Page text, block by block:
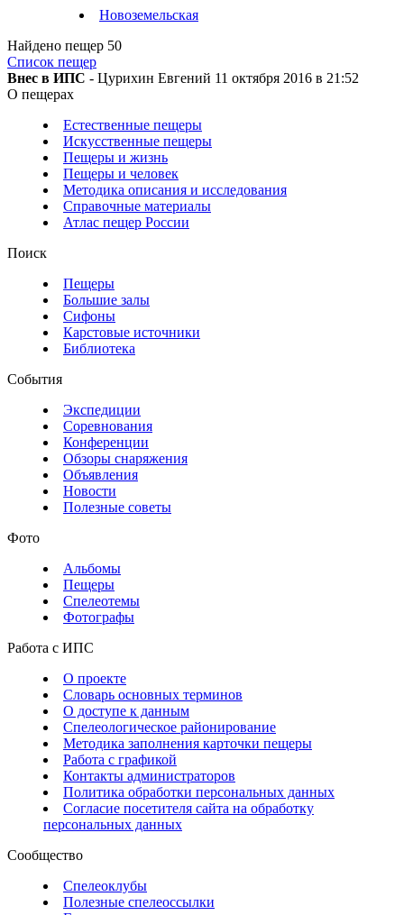
Новоземельская
Найдено пещер 50
Список пещер
Внес в ИПС - Цурихин Евгений 11 октября 2016 в 21:52
О пещерах
Естественные пещеры
Искусственные пещеры
Пещеры и жизнь
Пещеры и человек
Методика описания и исследования
Справочные материалы
Атлас пещер России
Поиск
Пещеры
Большие залы
Сифоны
Карстовые источники
Библиотека
События
Экспедиции
Соревнования
Конференции
Обзоры снаряжения
Объявления
Новости
Полезные советы
Фото
Альбомы
Пещеры
Спелеотемы
Фотографы
Работа с ИПС
О проекте
Словарь основных терминов
О доступе к данным
Спелеологическое районирование
Методика заполнения карточки пещеры
Работа с графикой
Контакты администраторов
Политика обработки персональных данных
Согласие посетителя сайта на обработку
персональных данных
Сообщество
Спелеоклубы
Полезные спелеоссылки